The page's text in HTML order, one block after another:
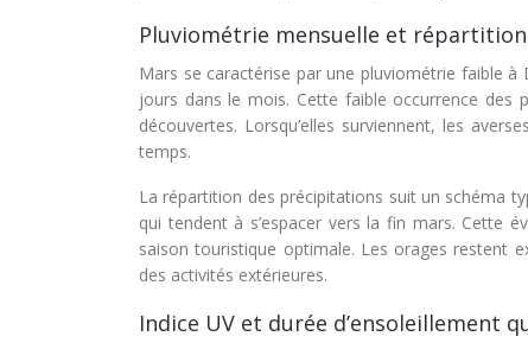
Pluviométrie mensuelle et
Mars se caractérise par une pluviométrie faible
jours dans le mois. Cette faible occurrence des
découvertes. Lorsqu’elles surviennent, les
temps.
La répartition des précipitations suit un schéma
qui tendent à s’espacer vers la fin mars. Cette
saison touristique optimale. Les orages restent
des activités extérieures.
Indice UV et durée d’ensoleillement